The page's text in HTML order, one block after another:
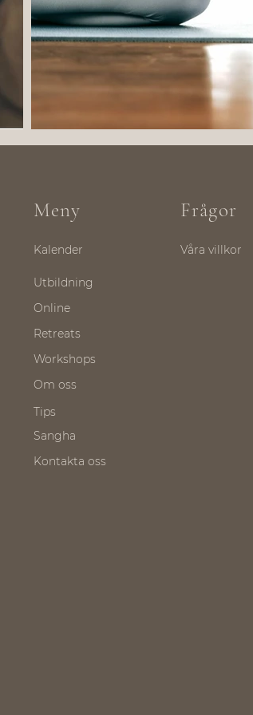
Meny
Kalender
Frågor
Våra villkor
Utbildning
Online
Retreats
Workshops
Om oss
Tips
Sangha
Kontakta oss